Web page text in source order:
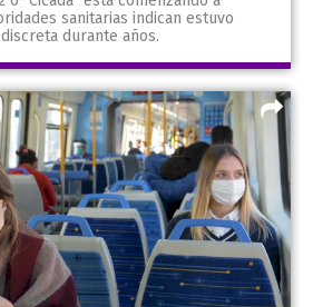
sanitarias indican estuvo
durante años.